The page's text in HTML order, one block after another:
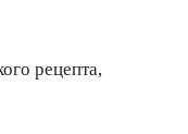
рецепта,